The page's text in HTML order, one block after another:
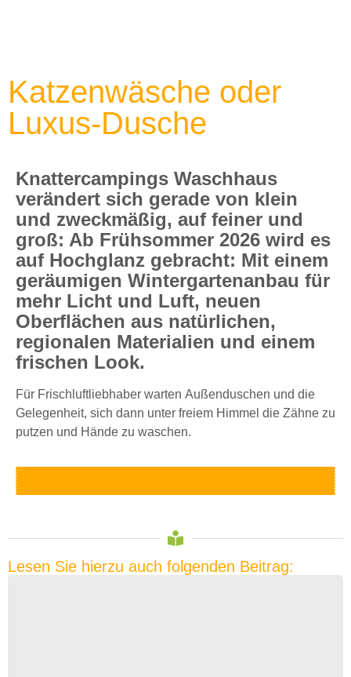
Katzenwäsche oder
Luxus-Dusche
Knattercampings Waschhaus
verändert sich gerade von klein
und zweckmäßig, auf feiner und
groß: Ab Frühsommer 2026 wird es
auf Hochglanz gebracht: Mit einem
geräumigen Wintergartenanbau für
mehr Licht und Luft, neuen
Oberflächen aus natürlichen,
regionalen Materialien und einem
frischen Look.
Für Frischluftliebhaber warten Außenduschen und die
Gelegenheit, sich dann unter freiem Himmel die Zähne zu
putzen und Hände zu waschen.
Lesen Sie hierzu auch folgenden Beitrag: